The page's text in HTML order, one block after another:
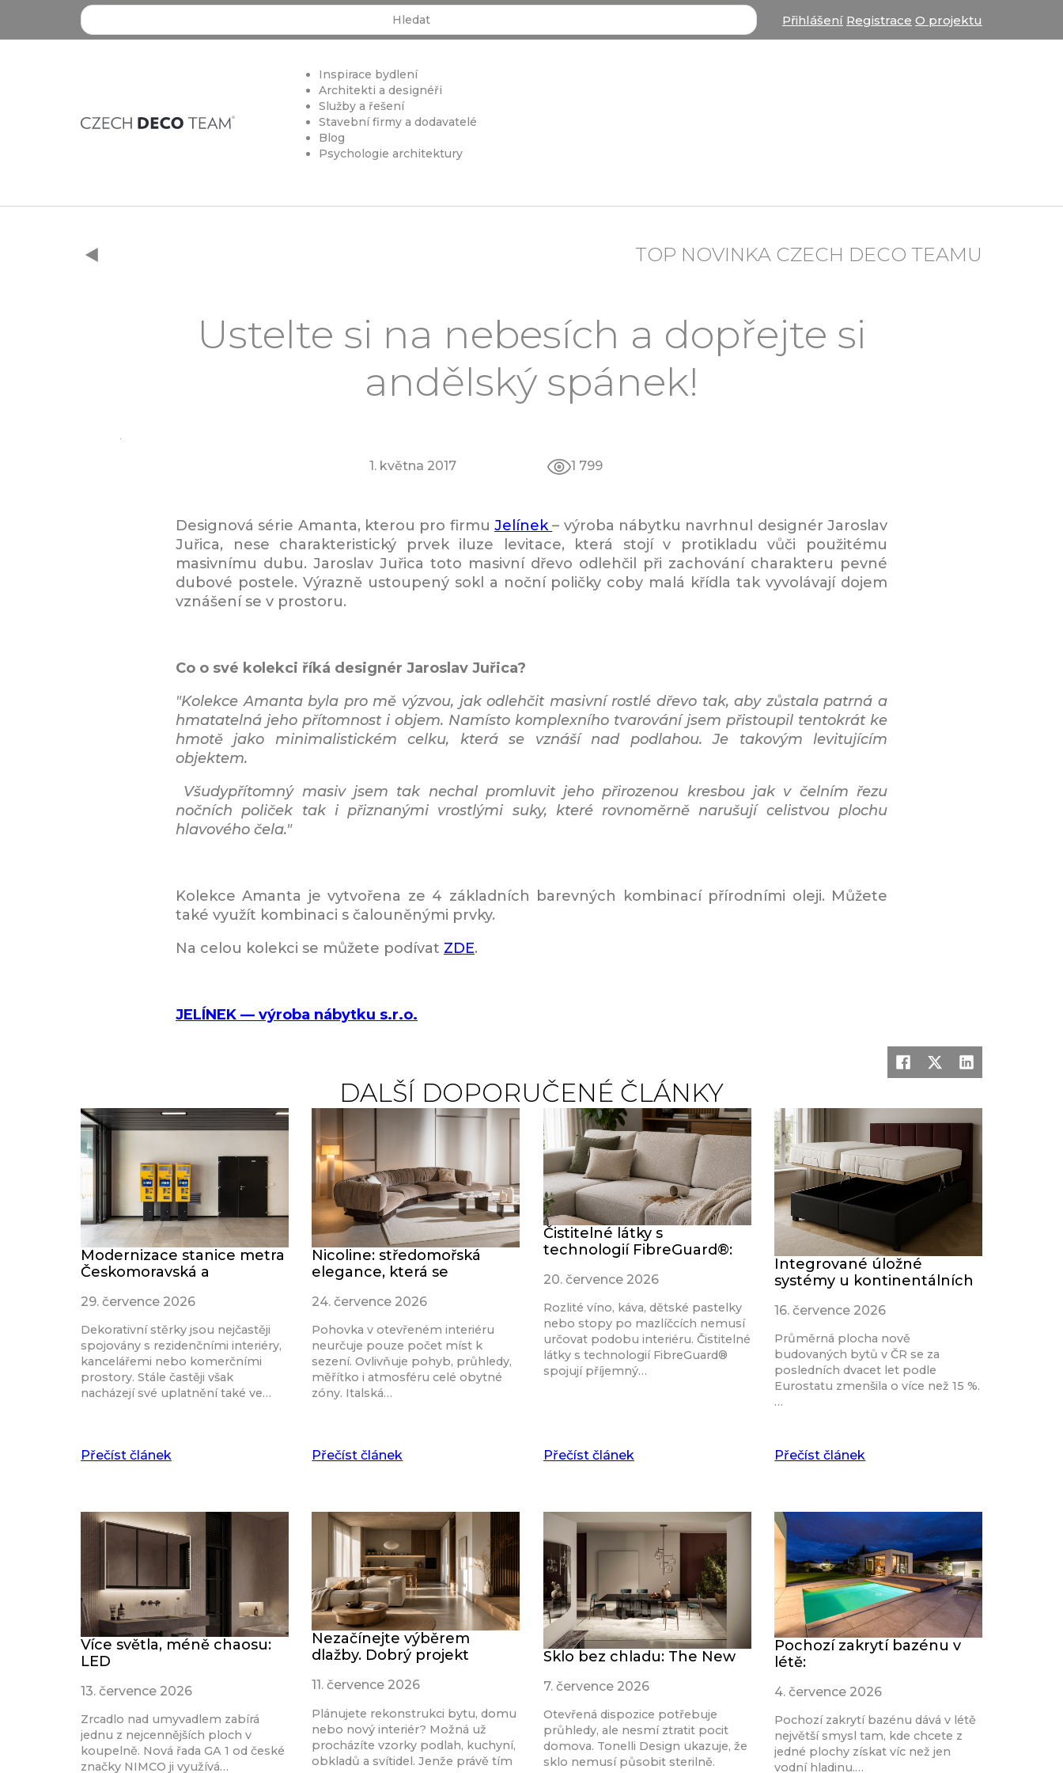
Search ... Přihlášení Registrace O projektu
Inspirace bydlení
Architekti a designéři
Služby a řešení
Stavební firmy a dodavatelé
Blog
Psychologie architektury
TOP NOVINKA CZECH DECO TEAMU
Ustelte si na nebesích a dopřejte si
andělský spánek!
1. května 2017 1 799
Designová série Amanta, kterou pro firmu Jelínek– výroba nábytku navrhnul designér Jaroslav
Juřica, nese charakteristický prvek iluze levitace, která stojí v protikladu vůči použitému
masivnímu dubu. Jaroslav Juřica toto masivní dřevo odlehčil při zachování charakteru pevné
dubové postele. Výrazně ustoupený sokl a noční poličky coby malá křídla tak vyvolávají dojem
vznášení se v prostoru.
​Co o své kolekci říká designér Jaroslav Juřica?
"Kolekce Amanta byla pro mě výzvou, jak odlehčit masivní rostlé dřevo tak, aby zůstala patrná a
hmatatelná jeho přítomnost i objem. Namísto komplexního tvarování jsem přistoupil tentokrát ke
hmotě jako minimalistickém celku, která se vznáší nad podlahou. Je takovým levitujícím
objektem.
Všudypřítomný masiv jsem tak nechal promluvit jeho přirozenou kresbou jak v čelním řezu
nočních poliček tak i přiznanými vrostlými suky, které rovnoměrně narušují celistvou plochu
hlavového čela."
Kolekce Amanta je vytvořena ze 4 základních barevných kombinací přírodními oleji. Můžete
také využít kombinaci s čalouněnými prvky.
Na celou kolekci se můžete podívat ZDE.
JELÍNEK — výroba nábytku s.r.o.
DALŠÍ DOPORUČENÉ ČLÁNKY
Modernizace stanice metra
Českomoravská a
29. července 2026
Dekorativní stěrky jsou nejčastěji
spojovány s rezidenčními interiéry,
kancelářemi nebo komerčními
prostory. Stále častěji však
nacházejí své uplatnění také ve…
Přečíst článek
Nicoline: středomořská
elegance, která se
24. července 2026
Pohovka v otevřeném interiéru
neurčuje pouze počet míst k
sezení. Ovlivňuje pohyb, průhledy,
měřítko i atmosféru celé obytné
zóny. Italská…
Přečíst článek
Čistitelné látky s
technologií FibreGuard®:
20. července 2026
Rozlité víno, káva, dětské pastelky
nebo stopy po mazlíčcích nemusí
určovat podobu interiéru. Čistitelné
látky s technologií FibreGuard®
spojují příjemný…
Přečíst článek
Integrované úložné
systémy u kontinentálních
16. července 2026
Průměrná plocha nově
budovaných bytů v ČR se za
posledních dvacet let podle
Eurostatu zmenšila o více než 15 %.
…
Přečíst článek
Více světla, méně chaosu:
LED
13. července 2026
Zrcadlo nad umyvadlem zabírá
jednu z nejcennějších ploch v
koupelně. Nová řada GA 1 od české
značky NIMCO ji využívá…
Nezačínejte výběrem
dlažby. Dobrý projekt
11. července 2026
Plánujete rekonstrukci bytu, domu
nebo nový interiér? Možná už
procházíte vzorky podlah, kuchyní,
obkladů a svítidel. Jenže právě tím
Sklo bez chladu: The New
7. července 2026
Otevřená dispozice potřebuje
průhledy, ale nesmí ztratit pocit
domova. Tonelli Design ukazuje, že
sklo nemusí působit sterilně.
Pochozí zakrytí bazénu v
létě:
4. července 2026
Pochozí zakrytí bazénu dává v létě
největší smysl tam, kde chcete z
jedné plochy získat víc než jen
vodní hladinu.…